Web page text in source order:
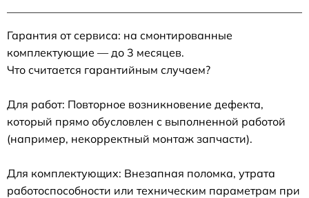
Гарантия от сервиса: на смонтированные
комплектующие — до 3 месяцев.
Что считается гарантийным случаем?
Для работ: Повторное возникновение дефекта,
который прямо обусловлен с выполненной работой
(например, некорректный монтаж запчасти).
Для комплектующих: Внезапная поломка, утрата
работоспособности или техническим параметрам при